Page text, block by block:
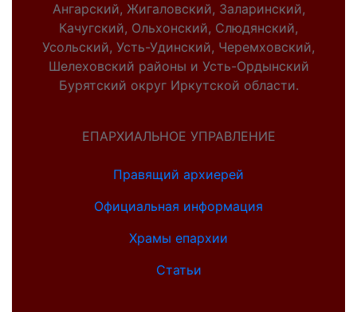
Ангарский, Жигаловский, Заларинский,
Качугский, Ольхонский, Слюдянский,
Усольский, Усть-Удинский, Черемховский,
Шелеховский районы и Усть-Ордынский
Бурятский округ Иркутской области.
ЕПАРХИАЛЬНОЕ УПРАВЛЕНИЕ
Правящий архиерей
Официальная информация
Храмы епархии
Статьи